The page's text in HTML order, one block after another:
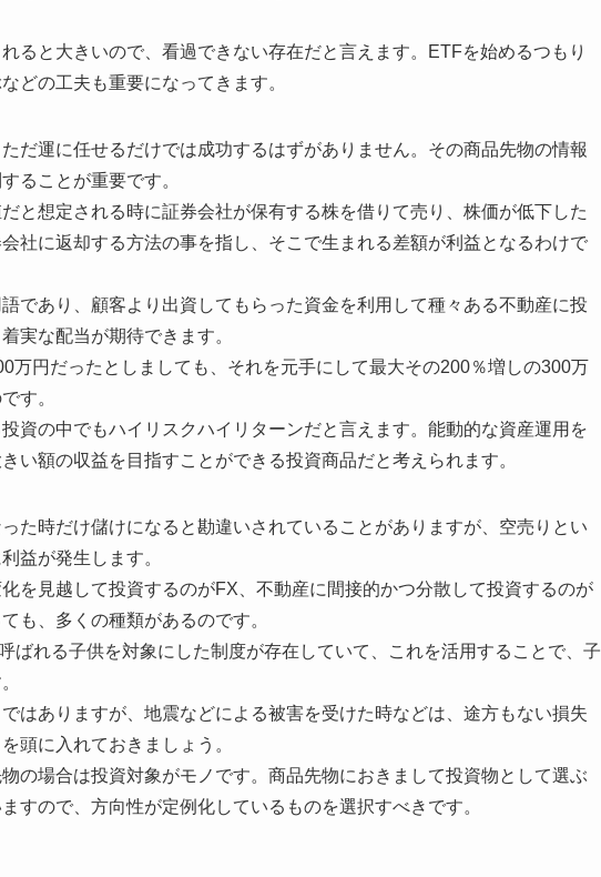
ると大きいので、看過できない存在だと言えます。ETFを始めるつもり
どの工夫も重要になってきます。
だ運に任せるだけでは成功するはずがありません。その商品先物の情報
ることが重要です。
と想定される時に証券会社が保有する株を借りて売り、株価が低下した
社に返却する方法の事を指し、そこで生まれる差額が利益となるわけで
であり、顧客より出資してもらった資金を利用して種々ある不動産に投
実な配当が期待できます。
万円だったとしましても、それを元手にして最大その200％増しの300万
す。
資の中でもハイリスクハイリターンだと言えます。能動的な資産運用を
い額の収益を目指すことができる投資商品だと考えられます。
た時だけ儲けになると勘違いされていることがありますが、空売りとい
益が発生します。
を見越して投資するのがFX、不動産に間接的かつ分散して投資するのが
も、多くの種類があるのです。
ばれる子供を対象にした制度が存在していて、これを活用することで、子
はありますが、地震などによる被害を受けた時などは、途方もない損失
頭に入れておきましょう。
の場合は投資対象がモノです。商品先物におきまして投資物として選ぶ
すので、方向性が定例化しているものを選択すべきです。